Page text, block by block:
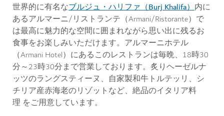
世界的に有名なブルジュ・ハリファ（Burj Khalifa）内に
あるアルマーニ/リストランテ（Armani/Ristorante）で
は最高に魅力的な空間に囲まれながら思い出に残るお
食事をお楽しみいただけます。アルマーニホテル
（Armani Hotel）にあるこのレストランは毎晩、18時30
分～23時30分まで営業しております。炙りヘーゼルナ
ッツのラングスティーヌ、自家製和牛トルテッリ、シ
チリア産赤海老のリゾットなど、絶品のイタリア料
理 をご用意しています。